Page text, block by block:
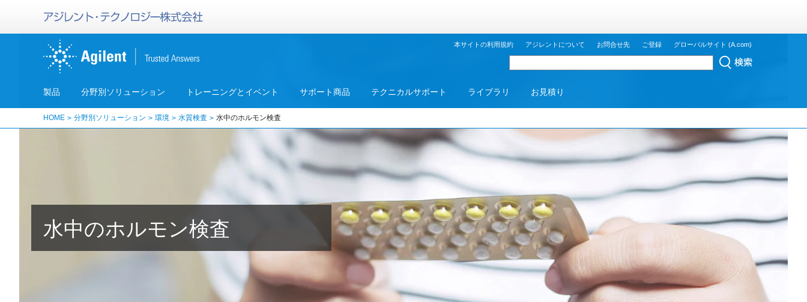
本サイトの利用規約 アジレントについて お問合せ先 ご登録 グローバルサイト (A.com)
製品 分野別ソリューション トレーニングとイベント サポート商品 テクニカルサポート ライブラリ お見積り
HOME 分野別ソリューション 環境 水質検査 水中のホルモン検査
水中のホルモン検査